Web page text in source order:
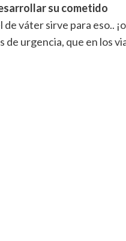
su cometido
de váter sirve para eso..
de urgencia, que en los